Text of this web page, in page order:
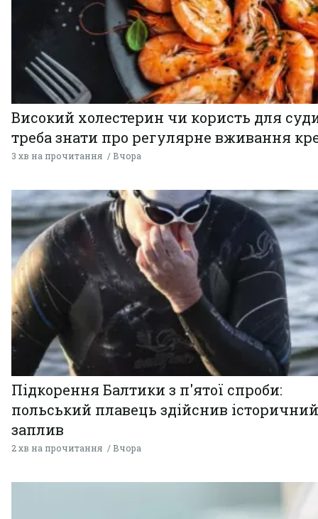
Високий холестерин чи користь для
треба знати про регулярне вживання
3 хв на прочитання Вчора
Підкорення Балтики з п'ятої спроби:
польський плавець здійснив історичний
заплив
2 хв на прочитання Вчора